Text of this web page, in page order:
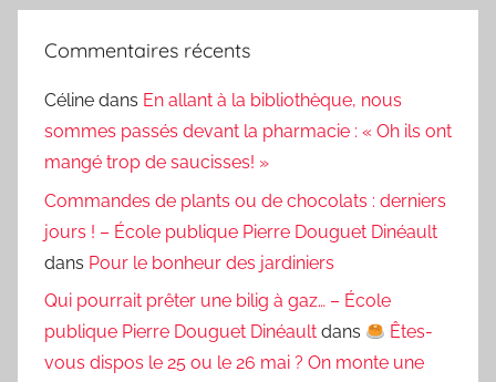
Commentaires récents
Céline dans En allant à la bibliothèque, nous
sommes passés devant la pharmacie : « Oh ils ont
mangé trop de saucisses! »
Commandes de plants ou de chocolats : derniers
jours ! – École publique Pierre Douguet Dinéault
dans Pour le bonheur des jardiniers
Qui pourrait prêter une bilig à gaz… – École
publique Pierre Douguet Dinéault dans
Êtes-
vous dispos le 25 ou le 26 mai ? On monte une